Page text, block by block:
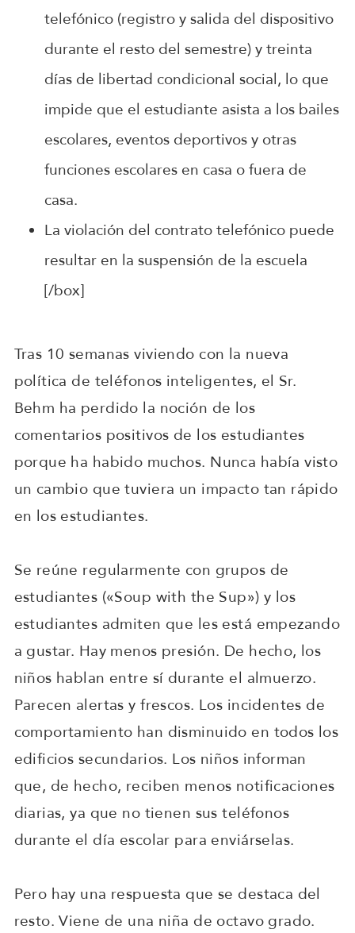
telefónico (registro y salida del dispositivo
durante el resto del semestre) y treinta
días de libertad condicional social, lo que
impide que el estudiante asista a los bailes
escolares, eventos deportivos y otras
funciones escolares en casa o fuera de
casa.
La violación del contrato telefónico puede
resultar en la suspensión de la escuela
[/box]
Tras 10 semanas viviendo con la nueva
política de teléfonos inteligentes, el Sr.
Behm ha perdido la noción de los
comentarios positivos de los estudiantes
porque ha habido muchos. Nunca había visto
un cambio que tuviera un impacto tan rápido
en los estudiantes.
Se reúne regularmente con grupos de
estudiantes («Soup with the Sup») y los
estudiantes admiten que les está empezando
a gustar. Hay menos presión. De hecho, los
niños hablan entre sí durante el almuerzo.
Parecen alertas y frescos. Los incidentes de
comportamiento han disminuido en todos los
edificios secundarios. Los niños informan
que, de hecho, reciben menos notificaciones
diarias, ya que no tienen sus teléfonos
durante el día escolar para enviárselas.
Pero hay una respuesta que se destaca del
resto. Viene de una niña de octavo grado.